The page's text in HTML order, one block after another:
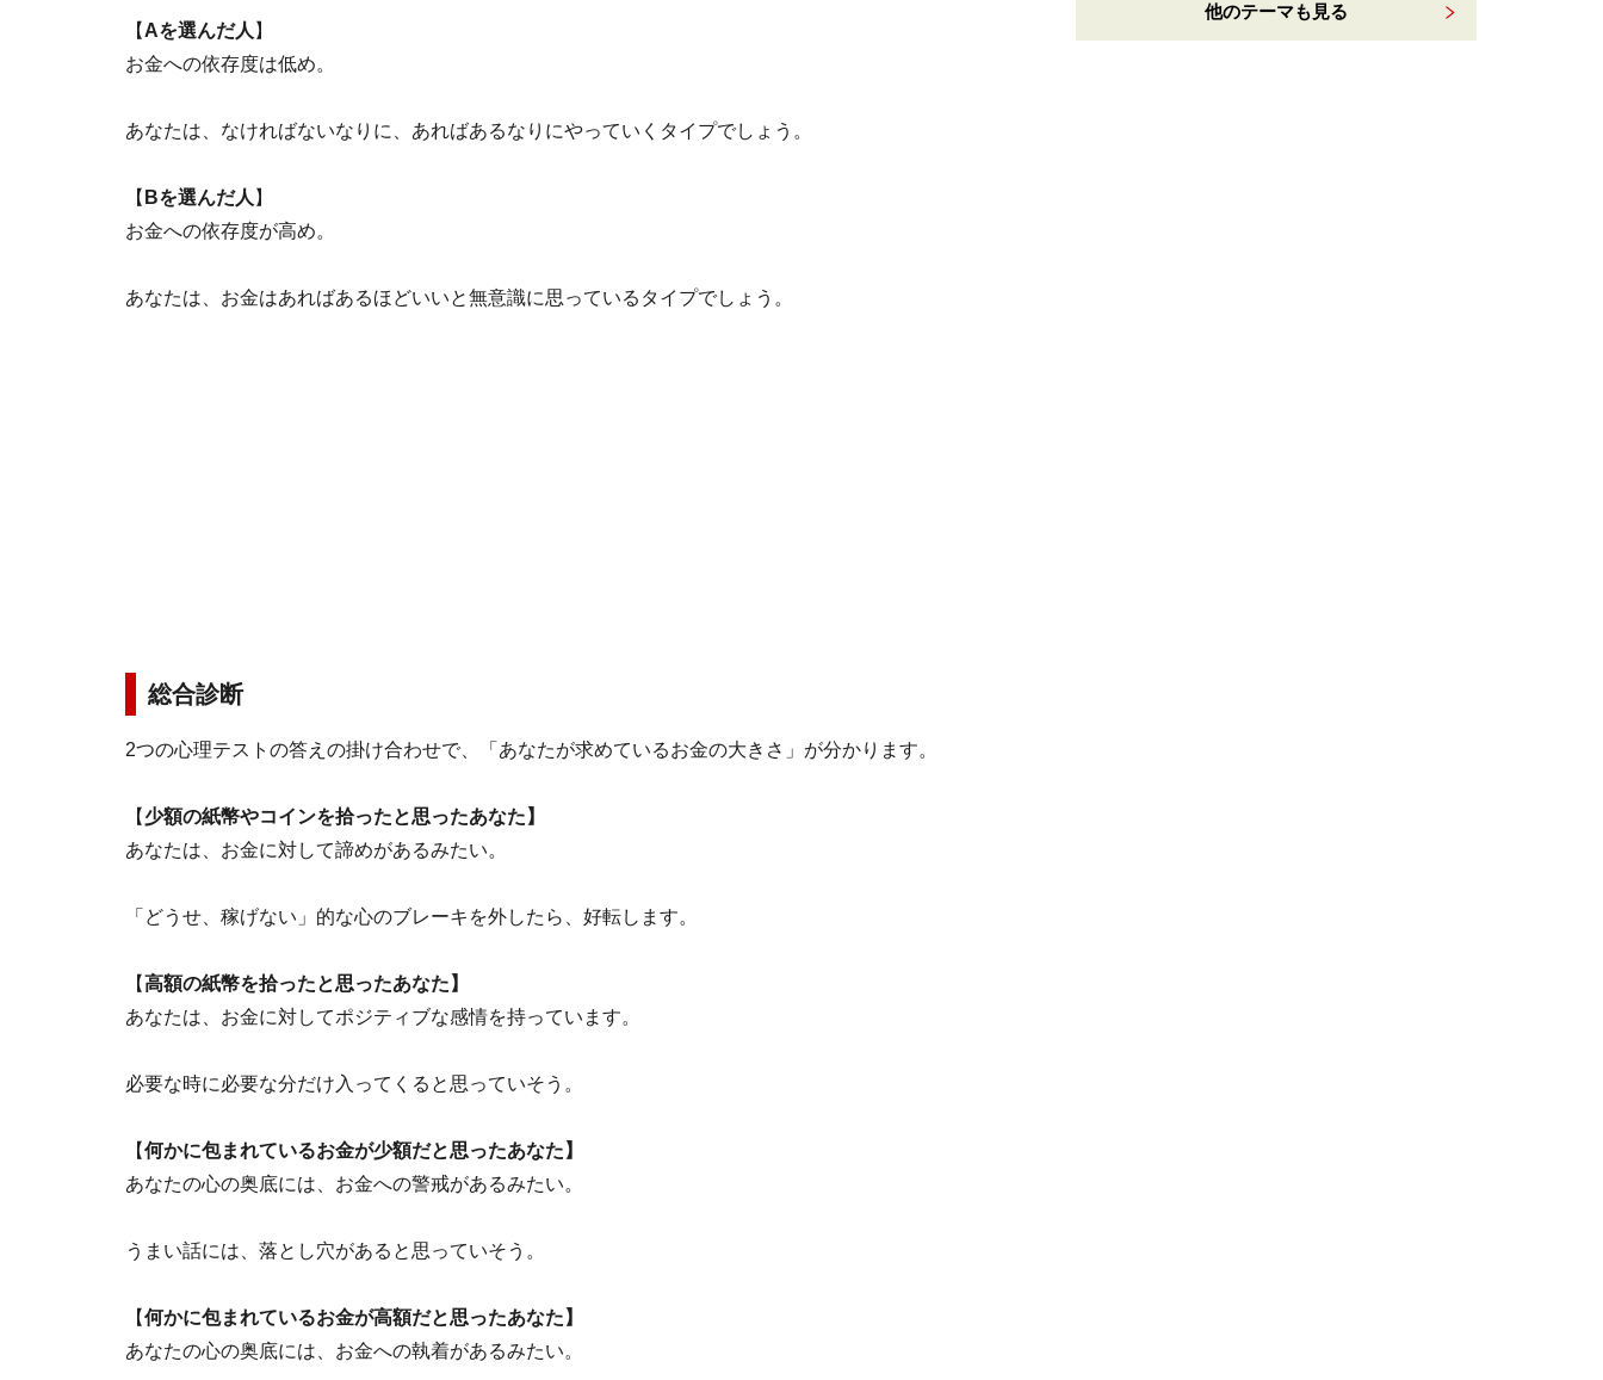
【 Aを選んだ人 】
お金への依存度は低め。
あなたは、なければないなりに、あればあるなりにやっていくタイプでしょう。
【 Bを選んだ人 】
お金への依存度が高め。
あなたは、お金はあればあるほどいいと無意識に思っているタイプでしょう。
総合診断
2つの心理テストの答えの掛け合わせで、「あなたが求めているお金の大きさ」が分かります。
【 少額の紙幣やコインを拾ったと思ったあなた】
あなたは、お金に対して諦めがあるみたい。
「どうせ、稼げない」的な心のブレーキを外したら、好転します。
【高額の紙幣を拾ったと思ったあなた】
あなたは、お金に対してポジティブな感情を持っています。
必要な時に必要な分だけ入ってくると思っていそう。
【何かに包まれているお金が少額だと思ったあなた】
あなたの心の奥底には、お金への警戒があるみたい。
うまい話には、落とし穴があると思っていそう。
【何かに包まれているお金が高額だと思ったあなた】
あなたの心の奥底には、お金への執着があるみたい。
他のテーマも見る